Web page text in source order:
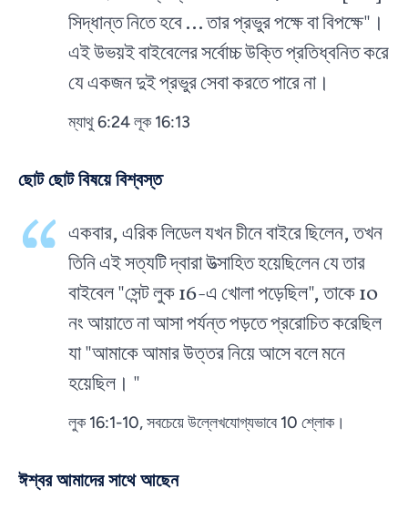
সিদ্ধান্ত নিতে হবে ... তার প্রভুর পক্ষে বা বিপক্ষে"।
এই উভয়ই বাইবেলের সর্বোচ্চ উক্তি প্রতিধ্বনিত করে
যে একজন দুই প্রভুর সেবা করতে পারে না।
ম্যাথু 6:24 লূক 16:13
ছোট ছোট বিষয়ে বিশ্বস্ত
একবার, এরিক লিডেল যখন চীনে বাইরে ছিলেন, তখন
তিনি এই সত্যটি দ্বারা উত্সাহিত হয়েছিলেন যে তার
বাইবেল "সেন্ট লুক 16-এ খোলা পড়েছিল", তাকে 10
নং আয়াতে না আসা পর্যন্ত পড়তে প্ররোচিত করেছিল
যা "আমাকে আমার উত্তর নিয়ে আসে বলে মনে
হয়েছিল। "
লুক 16:1-10, সবচেয়ে উল্লেখযোগ্যভাবে 10 শ্লোক।
ঈশ্বর আমাদের সাথে আছেন